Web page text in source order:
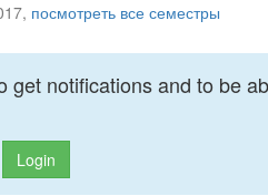
посмотреть все семестры
get notifications and to be
Login